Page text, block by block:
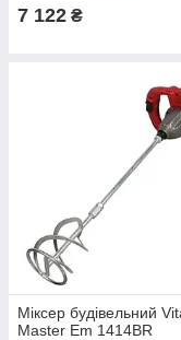
7 122 ₴
Міксер будівельний
Master Em 1414BR